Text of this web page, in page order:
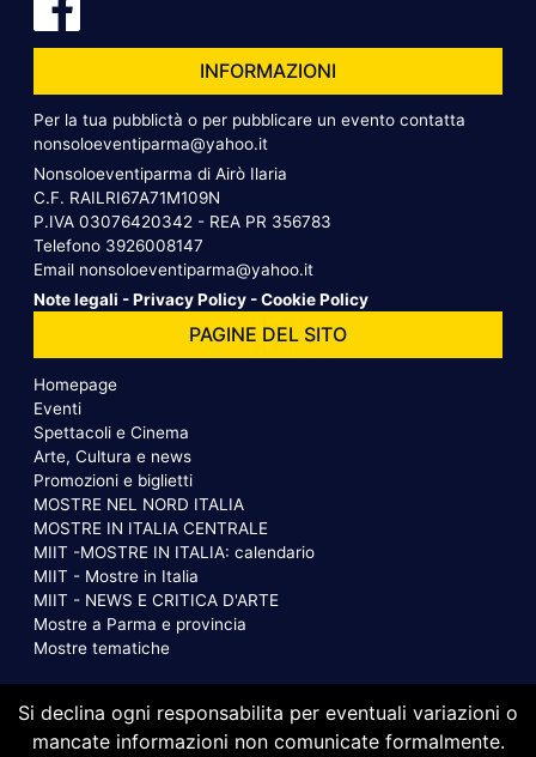
INFORMAZIONI
Per la tua pubblictà o per pubblicare un evento contatta
nonsoloeventiparma@yahoo.it
Nonsoloeventiparma di Airò Ilaria
C.F. RAILRI67A71M109N
P.IVA 03076420342 - REA PR 356783
Telefono 3926008147
Email nonsoloeventiparma@yahoo.it
Note legali -Privacy Policy -Cookie Policy
PAGINE DEL SITO
Homepage
Eventi
Spettacoli e Cinema
Arte, Cultura e news
Promozioni e biglietti
MOSTRE NEL NORD ITALIA
MOSTRE IN ITALIA CENTRALE
MIIT -MOSTRE IN ITALIA: calendario
MIIT - Mostre in Italia
MIIT - NEWS E CRITICA D'ARTE
Mostre a Parma e provincia
Mostre tematiche
Si declina ogni responsabilita per eventuali variazioni o
mancate informazioni non comunicate formalmente.